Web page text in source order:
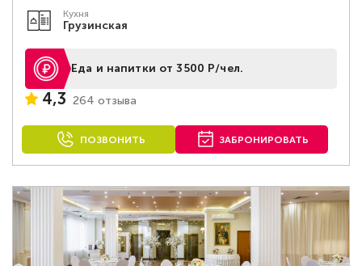
Кухня
Грузинская
Еда и напитки от 3500 Р/чел.
4,3 264 отзыва
ПОЗВОНИТЬ ЗАБРОНИРОВАТЬ